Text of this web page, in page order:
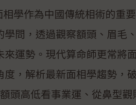
相學作為中國傳統相術的重
學問，透過觀察額頭、眉毛
來運勢。現代算命師更常將
度，解析最新面相學趨勢，
額頭高低看事業運、從鼻型